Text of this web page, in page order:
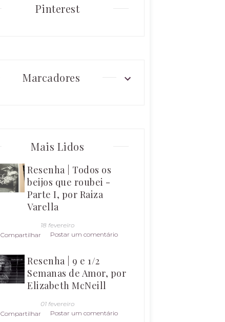
Pinterest
Marcadores
Mais Lidos
18 fevereiro
Resenha | Todos os
beijos que roubei -
Parte I, por Raiza
Varella
Compartilhar Postar um comentário
01 fevereiro
Resenha | 9 e 1/2
Semanas de Amor, por
Elizabeth McNeill
Compartilhar Postar um comentário